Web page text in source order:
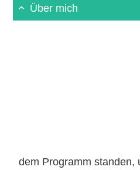
Über mich
dem Programm standen,